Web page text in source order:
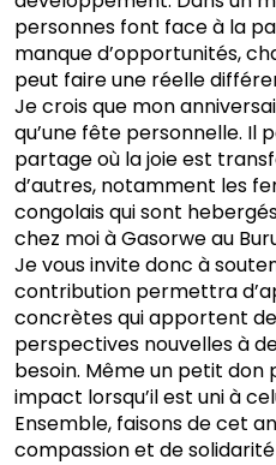
personnes font face à la
manque d’opportunités,
peut faire une réelle
Je crois que mon
qu’une fête personnelle. Il
partage où la joie est
d’autres, notamment les
congolais qui sont
chez moi à Gasorwe au
Je vous invite donc à
contribution permettra
concrètes qui apportent de
perspectives nouvelles à
besoin. Même un petit don
impact lorsqu’il est uni à
Ensemble, faisons de cet
compassion et de